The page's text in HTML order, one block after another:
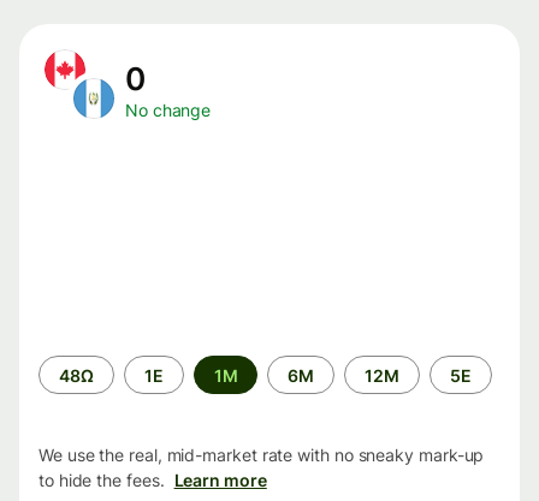
0
No change
Time
period
48Ω 1Ε 1M 6M 12M 5Ε
We use the real, mid-market rate with no sneaky mark-up
to hide the fees. Learn more